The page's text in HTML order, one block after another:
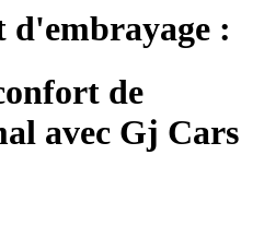
d'embrayage :
de
avec Gj Cars